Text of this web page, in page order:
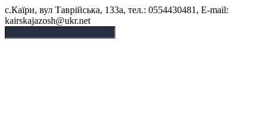
Перейти
до
вмісту
с.Каїри, вул Таврійська, 133а, тел.: 0554430481, E-mail:
kairskajazosh@ukr.net